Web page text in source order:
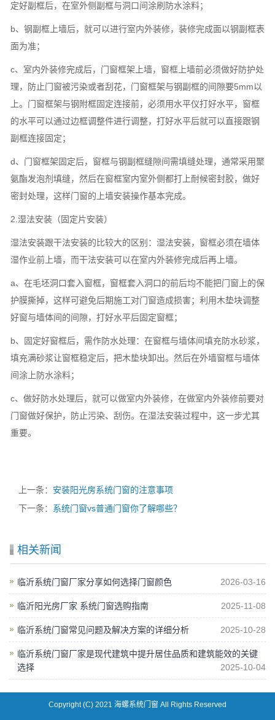
定好副框后，在室外侧副框与洞口间涂刷防水涂料；
b、钢副框上墙后，就可以进行室内外装修，装修完成面以钢副框表
面为准；
c、室内外装修完成后，门窗框架上墙，窗框上墙前必须做好防护处
理，防止门窗被污染或者刮花，门窗框架与钢副框的间隙要5mm以
上。门窗框架与钢附框固定连接前，必须用水平仪打好水平，窗框
的水平可以通过边框调整件进行调整，打好水平后就可以直接跟钢
副框连接固定；
d、门窗框架固定后，窗框与钢副框缝隙间需填缝处理，通常采用聚
氨酯发泡剂填缝，然后在窗框室内室外侧都打上耐候密封胶，做好
密封处理，这样门窗的上墙安装操作基本完成。
2.湿法安装（固定片安装）
湿法安装跟干法安装的比较大的区别：湿法安装，窗框必须在墙体
湿作业前上墙，而干法安装可以在室内外装修完成后再上墙。
a、在毛坯洞口套入窗框，窗框套入洞口的前后均不能把门窗上的保
护膜撕掉，这样可避免后期施工对门窗造成损害；利用木垫块调整
好窗与墙体间的间隙，打好水平后固定窗框；
b、固定好窗框后，需作防水处理：在窗框与墙体间填充防水砂浆，
填充满砂浆让窗框稳定后，把木垫块卸出。然后在外墙窗框与墙体
间涂上防水涂料；
c、做好防水处理后，就可以做室内外装修，在做室内外装修前要对
门窗做好保护，防止污染、刮伤。在湿法安装过程中，这一步尤其
重要。
上一条： 安装阳光房系统门窗的注意事项
下一条： 系统门窗vs普通门窗你了解哪些？
相关新闻
临沂系统门窗厂家分享如何选择门窗颜色 2026-03-16
临沂阳光房厂家 系统门窗选购指南 2025-11-08
临沂系统门窗常见问题及解决方案的详细分析 2025-10-28
临沂系统门窗厂家是现代建筑中提升居住品质和建筑能效的关键
选择
2025-10-04
Copyright (C) 2021 海螺系统门窗 All Rights Reserved